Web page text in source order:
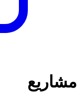
مشاريع